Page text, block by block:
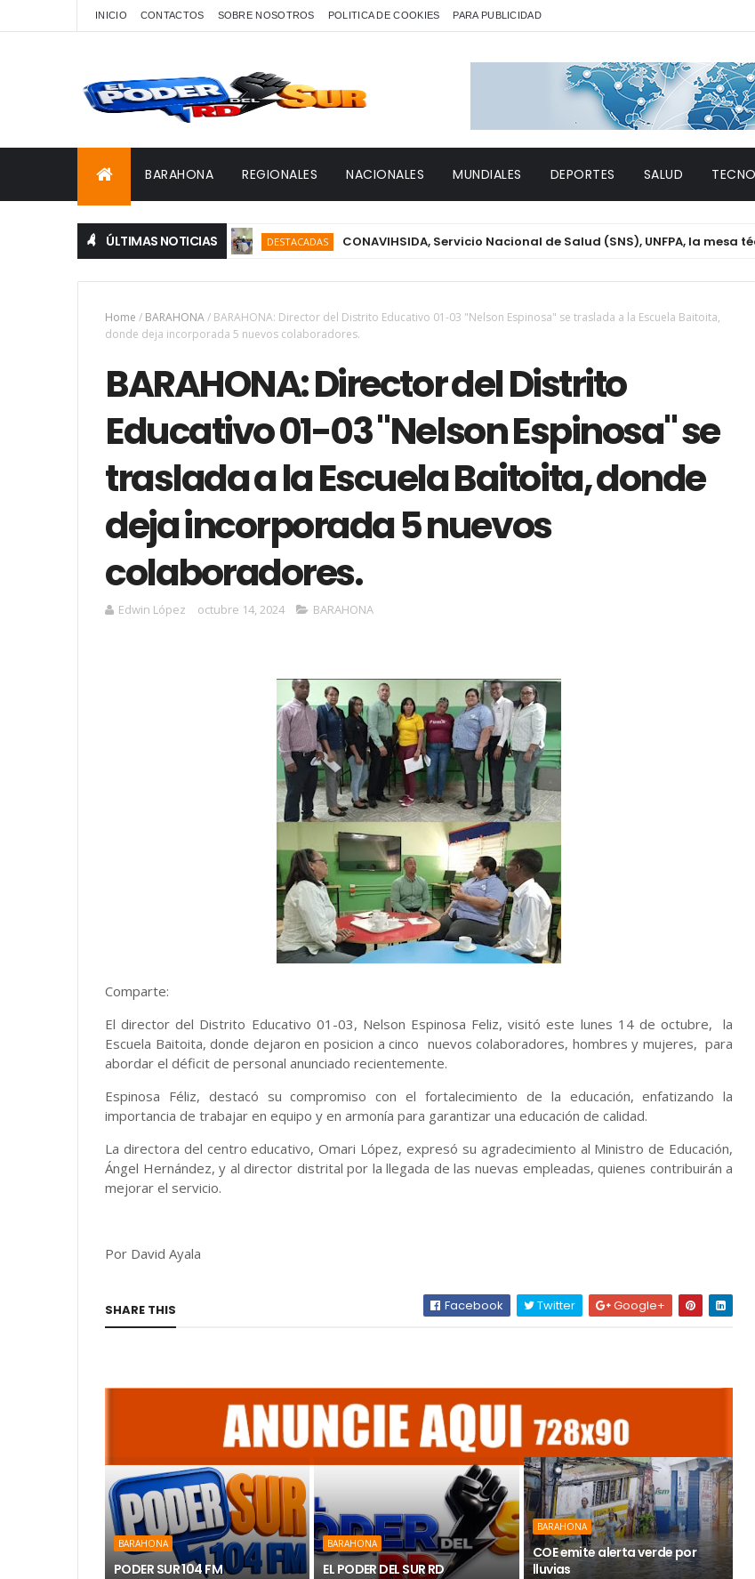
INICIO CONTACTOS SOBRE NOSOTROS POLITICA DE COOKIES PARA PUBLICIDAD
BARAHONA REGIONALES NACIONALES MUNDIALES DEPORTES SALUD
ÚLTIMAS NOTICIASDESTACADAS CONAVIHSIDA, Servicio Nacional de Salud (SNS), UNFPA, la mesa
Home / BARAHONA/ BARAHONA: Director del Distrito Educativo 01-03 "Nelson Espinosa" se traslada a la Escuela Baitoita,
donde deja incorporada 5 nuevos colaboradores.
BARAHONA: Director del Distrito
Educativo 01-03 "Nelson Espinosa" se
traslada a la Escuela Baitoita, donde
deja incorporada 5 nuevos
colaboradores.
Edwin López octubre 14, 2024 BARAHONA
Comparte:
El director del Distrito Educativo 01-03, Nelson Espinosa Feliz, visitó este lunes 14 de octubre, la
Escuela Baitoita, donde dejaron en posicion a cinco nuevos colaboradores, hombres y mujeres, para
abordar el déficit de personal anunciado recientemente.
Espinosa Féliz, destacó su compromiso con el fortalecimiento de la educación, enfatizando la
importancia de trabajar en equipo y en armonía para garantizar una educación de calidad.
La directora del centro educativo, Omari López, expresó su agradecimiento al Ministro de Educación,
Ángel Hernández, y al director distrital por la llegada de las nuevas empleadas, quienes contribuirán a
mejorar el servicio.
Por David Ayala
SHARE THIS Facebook Twitter Google+
BARAHONA
PODER SUR 104 FM
BARAHONA
EL PODER DEL SUR RD
BARAHONA
COE emite alerta verde por
lluvias